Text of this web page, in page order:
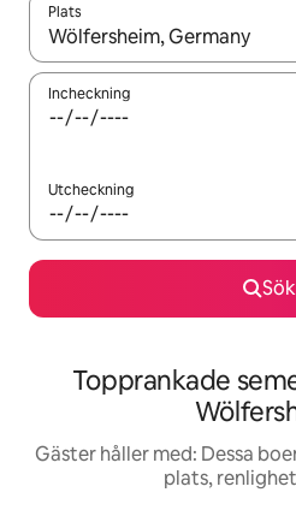
Plats
När resultaten är tillgängliga
Incheckning
Utcheckning
Sök
Topprankade
Gäster håller med: Dessa
plats,